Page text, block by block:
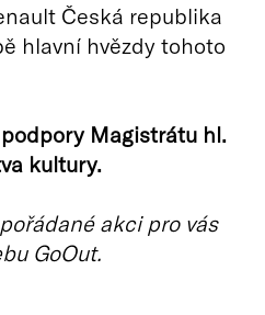
Česká republika
hlavní hvězdy tohoto
Magistrátu hl.
kultury.
akci pro vás
GoOut.